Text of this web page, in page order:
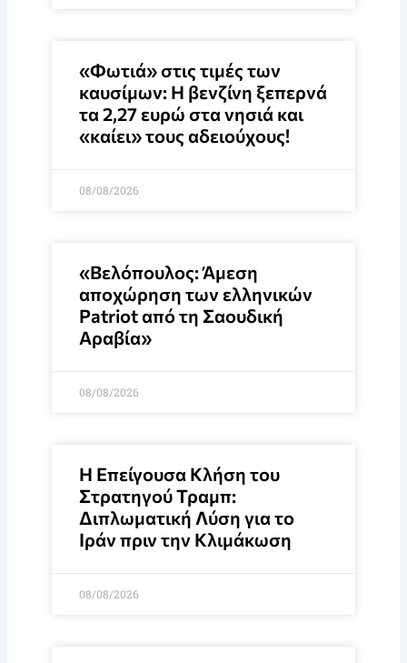
«Φωτιά» στις τιμές των
καυσίμων: Η βενζίνη ξεπερνά
τα 2,27 ευρώ στα νησιά και
«καίει» τους αδειούχους!
08/08/2026
«Βελόπουλος: Άμεση
αποχώρηση των ελληνικών
Patriot από τη Σαουδική
Αραβία»
08/08/2026
Η Επείγουσα Κλήση του
Στρατηγού Τραμπ:
Διπλωματική Λύση για το
Ιράν πριν την Κλιμάκωση
08/08/2026